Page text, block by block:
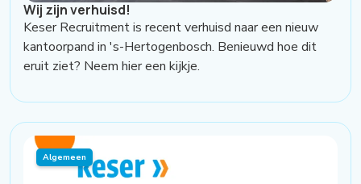
Wij zijn verhuisd!
Keser Recruitment is recent verhuisd naar een nieuw
kantoorpand in 's-Hertogenbosch. Benieuwd hoe dit
eruit ziet? Neem hier een kijkje.
Algemeen